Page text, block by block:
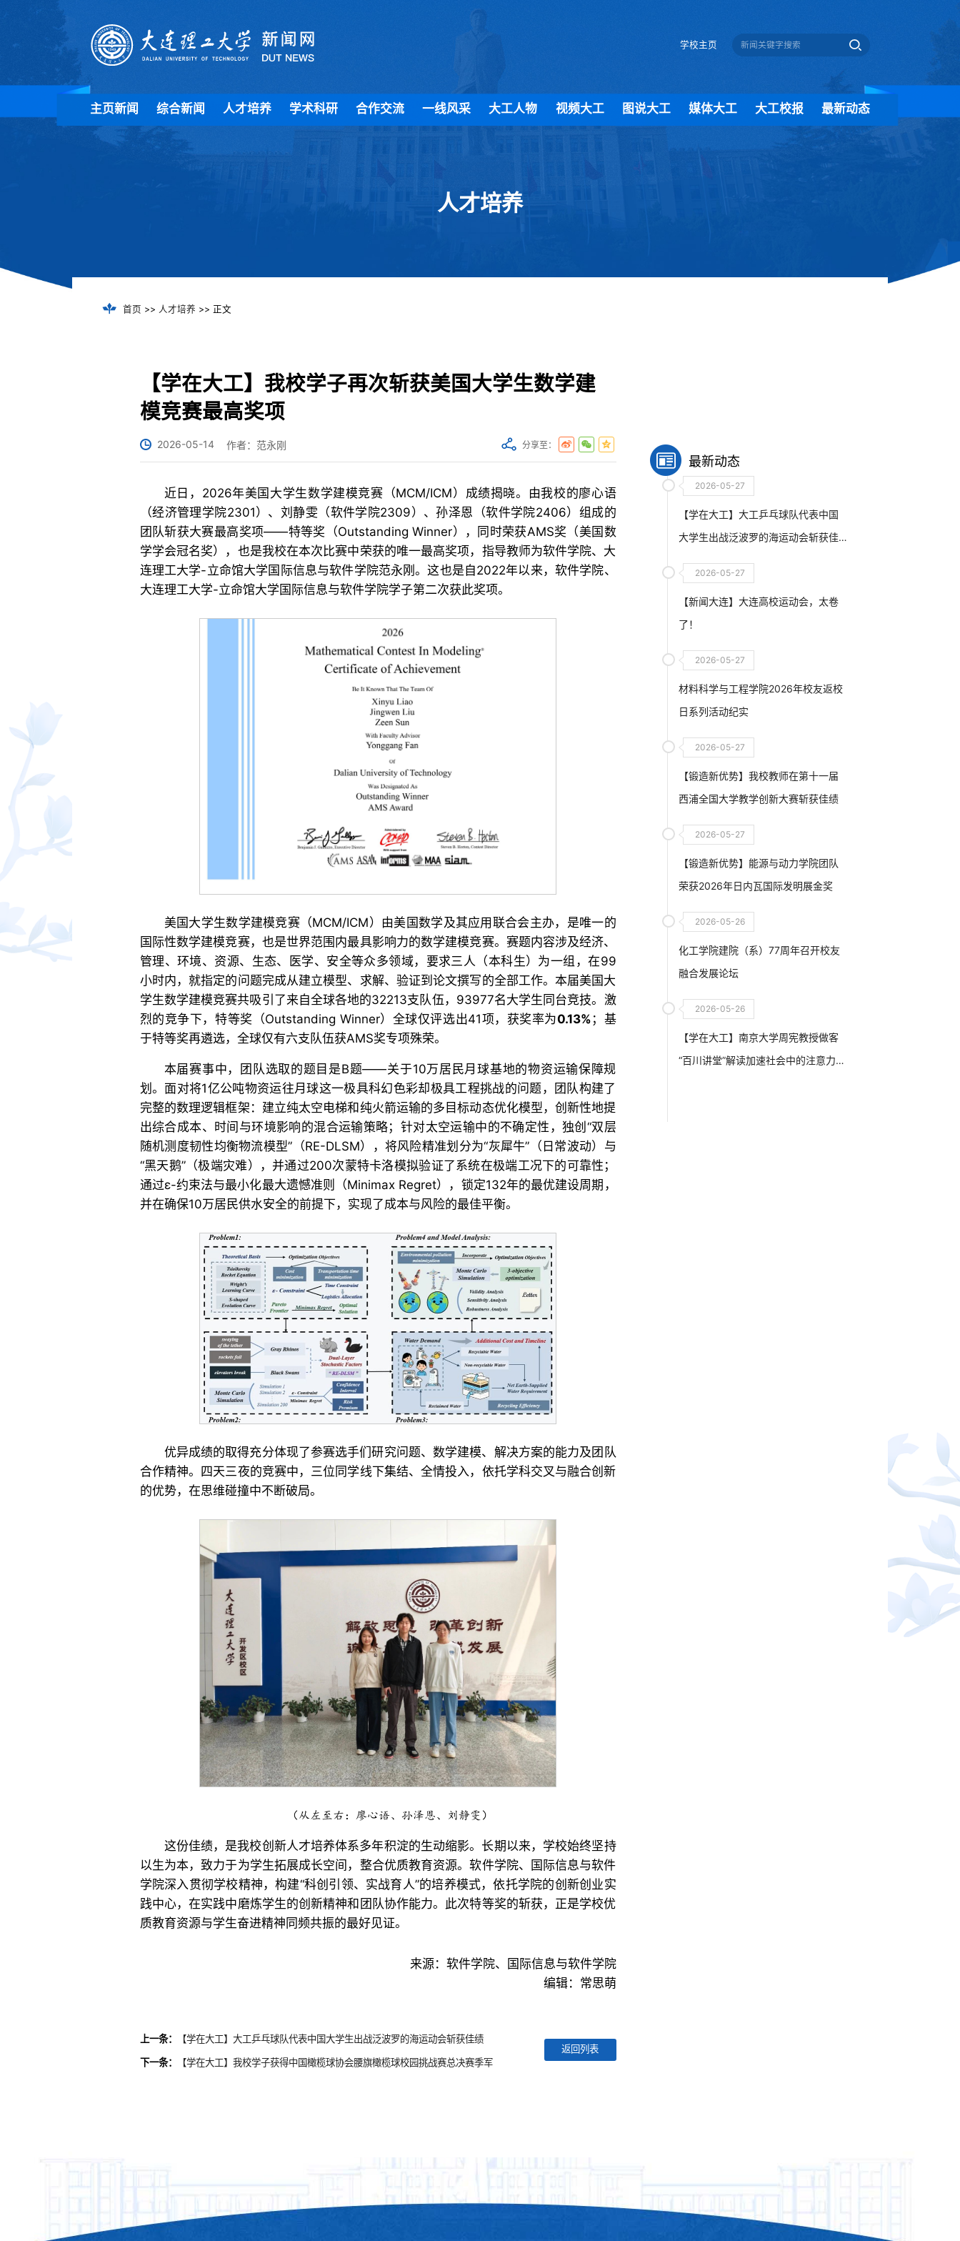
学校主页
主页新闻 综合新闻 人才培养 学术科研 合作交流 一线风采 大工人物 视频大工 图说大工 媒体大工 大工校报 最新动态
人才培养
首页 >> 人才培养 >> 正文
【学在大工】我校学子再次斩获美国大学生数学建
模竞赛最高奖项
2026-05-14 作者：范永刚 分享至：
近日，2026年美国大学生数学建模竞赛（MCM/ICM）成绩揭晓。由我校的廖心语
（经济管理学院2301）、刘静雯（软件学院2309）、孙泽恩（软件学院2406）组成的
团队斩获大赛最高奖项——特等奖（Outstanding Winner），同时荣获AMS奖（美国数
学学会冠名奖），也是我校在本次比赛中荣获的唯一最高奖项，指导教师为软件学院、大
连理工大学-立命馆大学国际信息与软件学院范永刚。这也是自2022年以来，软件学院、
大连理工大学-立命馆大学国际信息与软件学院学子第二次获此奖项。
美国大学生数学建模竞赛（MCM/ICM）由美国数学及其应用联合会主办，是唯一的
国际性数学建模竞赛，也是世界范围内最具影响力的数学建模竞赛。赛题内容涉及经济、
管理、环境、资源、生态、医学、安全等众多领域，要求三人（本科生）为一组，在99
小时内，就指定的问题完成从建立模型、求解、验证到论文撰写的全部工作。本届美国大
学生数学建模竞赛共吸引了来自全球各地的32213支队伍，93977名大学生同台竞技。激
烈的竞争下，特等奖（Outstanding Winner）全球仅评选出41项，获奖率为0.13% ；基
于特等奖再遴选，全球仅有六支队伍获AMS奖专项殊荣。
本届赛事中，团队选取的题目是B题——关于10万居民月球基地的物资运输保障规
划。面对将1亿公吨物资运往月球这一极具科幻色彩却极具工程挑战的问题，团队构建了
完整的数理逻辑框架：建立纯太空电梯和纯火箭运输的多目标动态优化模型，创新性地提
出综合成本、时间与环境影响的混合运输策略；针对太空运输中的不确定性，独创“双层
随机测度韧性均衡物流模型”（RE-DLSM），将风险精准划分为“灰犀牛”（日常波动）与
“黑天鹅”（极端灾难），并通过200次蒙特卡洛模拟验证了系统在极端工况下的可靠性；
通过ε-约束法与最小化最大遗憾准则（Minimax Regret），锁定132年的最优建设周期，
并在确保10万居民供水安全的前提下，实现了成本与风险的最佳平衡。
优异成绩的取得充分体现了参赛选手们研究问题、数学建模、解决方案的能力及团队
合作精神。四天三夜的竞赛中，三位同学线下集结、全情投入，依托学科交叉与融合创新
的优势，在思维碰撞中不断破局。
（从左至右：廖心语、孙泽恩、刘静雯）
这份佳绩，是我校创新人才培养体系多年积淀的生动缩影。长期以来，学校始终坚持
以生为本，致力于为学生拓展成长空间，整合优质教育资源。软件学院、国际信息与软件
学院深入贯彻学校精神，构建“科创引领、实战育人”的培养模式，依托学院的创新创业实
践中心，在实践中磨炼学生的创新精神和团队协作能力。此次特等奖的斩获，正是学校优
质教育资源与学生奋进精神同频共振的最好见证。
来源：软件学院、国际信息与软件学院
编辑：常思萌
上一条： 【学在大工】大工乒乓球队代表中国大学生出战泛波罗的海运动会斩获佳绩
下一条： 【学在大工】我校学子获得中国橄榄球协会腰旗橄榄球校园挑战赛总决赛季军
返回列表
最新动态
2026-05-27
【学在大工】大工乒乓球队代表中国
大学生出战泛波罗的海运动会斩获佳
2026-05-27
【新闻大连】大连高校运动会，太卷
了！
2026-05-27
材料科学与工程学院2026年校友返校
日系列活动纪实
2026-05-27
【锻造新优势】我校教师在第十一届
西浦全国大学教学创新大赛斩获佳绩
2026-05-27
【锻造新优势】能源与动力学院团队
荣获2026年日内瓦国际发明展金奖
2026-05-26
化工学院建院（系）77周年召开校友
融合发展论坛
2026-05-26
【学在大工】南京大学周宪教授做客
“百川讲堂”解读加速社会中的注意力战